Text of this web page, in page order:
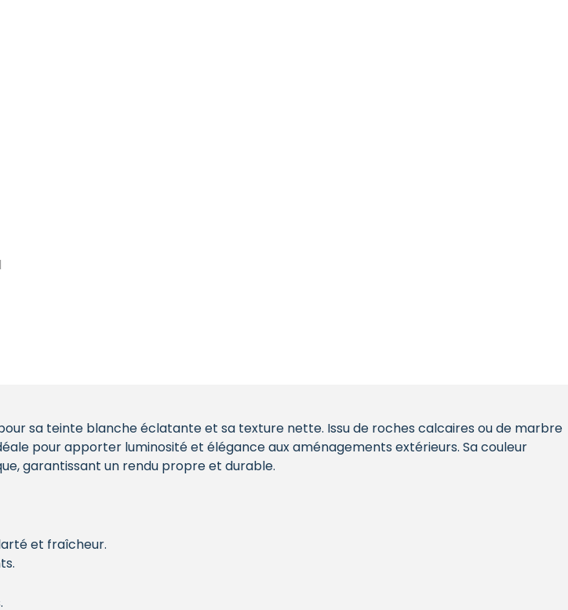
sa teinte blanche éclatante et sa texture nette. Issu de roches calcaires ou de marbre
pour apporter luminosité et élégance aux aménagements extérieurs. Sa couleur
garantissant un rendu propre et durable.
et fraîcheur.